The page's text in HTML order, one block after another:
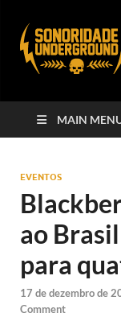
MAIN
EVENTOS
ao
para
17 de dezembro de
Comment